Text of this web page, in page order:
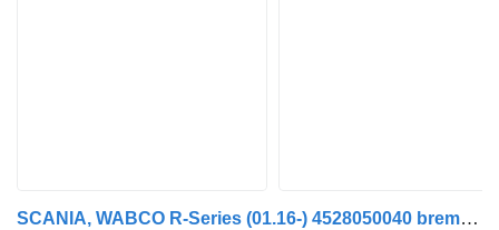
SCANIA, WABCO R-Series (01.16-) 4528050040 bremžu regulētājvārsts paredzēts Scania L,P,G,R,S-series (2016-) vilcēja